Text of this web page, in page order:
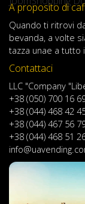
A proposito di
Quando ti ritrovi
bevanda, a volte
tazza unae a tutto
Contattaci
LLC "Company
+38 (050) 700 16
+38 (044) 468 42
+38 (044) 467 56
+38 (044) 468 51